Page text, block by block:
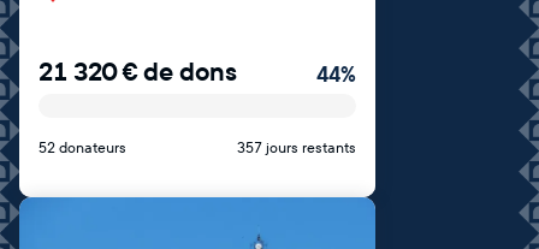
21 320€de dons 44%
52 donateurs 357 jours restants